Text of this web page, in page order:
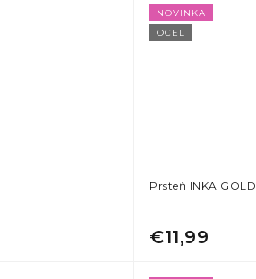
NOVINKA
OCEĽ
Prsteň INKA GOLD
€11,99